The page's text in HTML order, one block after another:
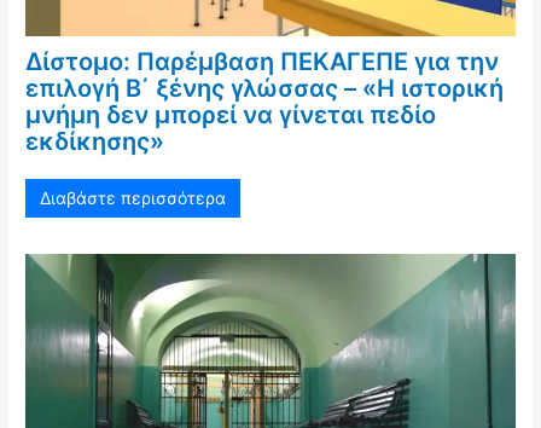
Δίστομο: Παρέμβαση ΠΕΚΑΓΕΠΕ για την
επιλογή Β΄ ξένης γλώσσας – «Η ιστορική
μνήμη δεν μπορεί να γίνεται πεδίο
εκδίκησης»
Διαβάστε περισσότερα